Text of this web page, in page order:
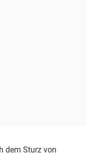
dem Sturz von